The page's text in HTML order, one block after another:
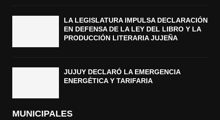
LA LEGISLATURA IMPULSA DECLARACIÓN
EN DEFENSA DE LA LEY DEL LIBRO Y LA
PRODUCCIÓN LITERARIA JUJEÑA
JUJUY DECLARÓ LA EMERGENCIA
ENERGÉTICA Y TARIFARIA
MUNICIPALES